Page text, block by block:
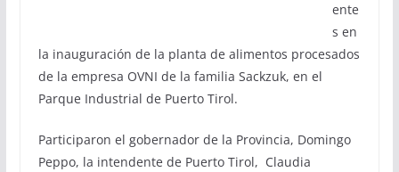
ente
s en
la inauguración de la planta de alimentos procesados
de la empresa OVNI de la familia Sackzuk, en el
Parque Industrial de Puerto Tirol.
Participaron el gobernador de la Provincia, Domingo
Peppo, la intendente de Puerto Tirol, Claudia